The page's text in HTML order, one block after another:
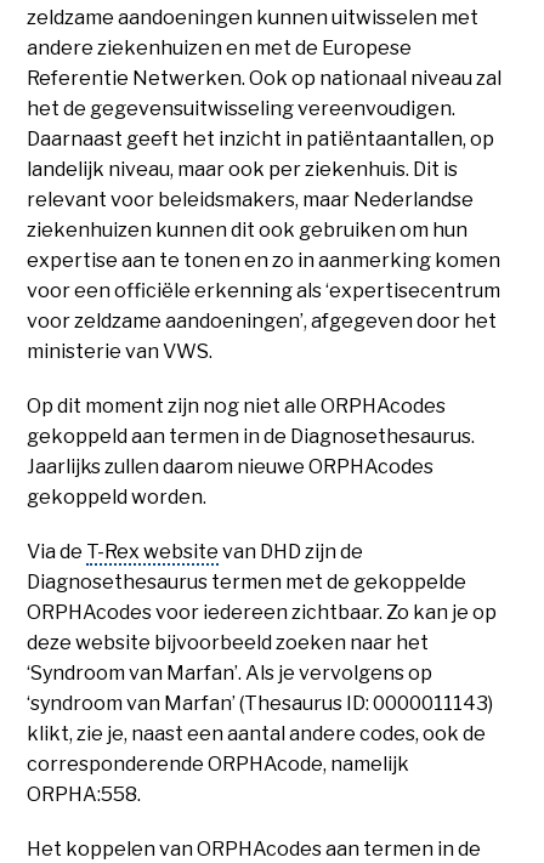
zeldzame aandoeningen kunnen uitwisselen met
andere ziekenhuizen en met de Europese
Referentie Netwerken. Ook op nationaal niveau zal
het de gegevensuitwisseling vereenvoudigen.
Daarnaast geeft het inzicht in patiëntaantallen, op
landelijk niveau, maar ook per ziekenhuis. Dit is
relevant voor beleidsmakers, maar Nederlandse
ziekenhuizen kunnen dit ook gebruiken om hun
expertise aan te tonen en zo in aanmerking komen
voor een officiële erkenning als ‘expertisecentrum
voor zeldzame aandoeningen’, afgegeven door het
ministerie van VWS.
Op dit moment zijn nog niet alle ORPHAcodes
gekoppeld aan termen in de Diagnosethesaurus.
Jaarlijks zullen daarom nieuwe ORPHAcodes
gekoppeld worden.
Via de T-Rex website van DHD zijn de
Diagnosethesaurus termen met de gekoppelde
ORPHAcodes voor iedereen zichtbaar. Zo kan je op
deze website bijvoorbeeld zoeken naar het
‘Syndroom van Marfan’. Als je vervolgens op
‘syndroom van Marfan’ (Thesaurus ID: 0000011143)
klikt, zie je, naast een aantal andere codes, ook de
corresponderende ORPHAcode, namelijk
ORPHA:558.
Het koppelen van ORPHAcodes aan termen in de